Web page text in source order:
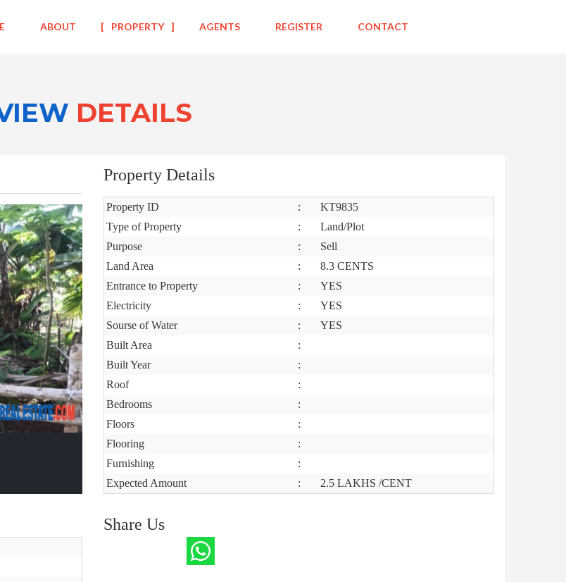
ABOUT PROPERTY AGENTS REGISTER CONTACT
DETAILS
Property Details
Property ID :
KT9835
Type of Property
:
Land/Plot
Purpose
:
Sell
Land Area
:
8.3 CENTS
Entrance to Property
:
YES
Electricity
:
YES
Sourse of Water
:
YES
Built Area
:
Built Year
:
Roof
:
Bedrooms
:
Floors
:
Flooring
:
Furnishing
:
Expected Amount
: 2.5 LAKHS /CENT
Share Us